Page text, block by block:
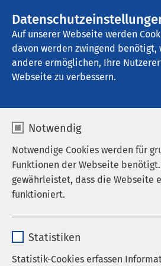
Auf unserer Webseite werden
davon werden zwingend benötigt,
andere ermöglichen, Ihre
Webseite zu verbessern.
Notwendig
Notwendige Cookies werden für
Funktionen der Webseite
gewährleistet, dass die Webseite
funktioniert.
Anbieter sgalinski
Statistiken
Statistik-Cookies erfassen
AMEOS Pflege Ueckermünde